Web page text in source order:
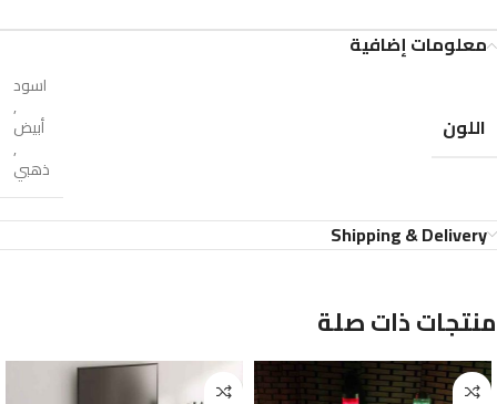
معلومات إضافية
اللون
اسود
,
أبيض
,
ذهبي
Shipping & Delivery
منتجات ذات صلة